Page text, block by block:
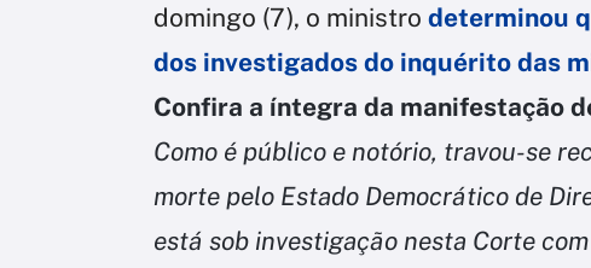
domingo (7), o ministro determinou
dos investigados do inquérito das
Confira a íntegra da manifestação
Como é público e notório, travou-se
morte pelo Estado Democrático de
está sob investigação nesta Corte